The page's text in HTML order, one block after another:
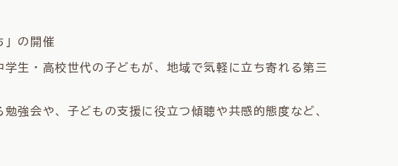
」の開催
生・高校世代の子どもが、地域で気軽に立ち寄れる第三
強会や、子どもの支援に役立つ傾聴や共感的態度など、